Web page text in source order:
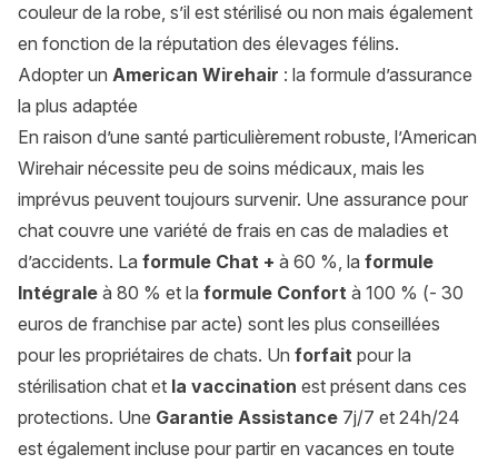
couleur de la robe, s’il est stérilisé ou non mais également
en fonction de la réputation des élevages félins.
Adopter un American Wirehair : la formule d’assurance
la plus adaptée
En raison d’une santé particulièrement robuste, l’American
Wirehair nécessite peu de soins médicaux, mais les
imprévus peuvent toujours survenir. Une assurance pour
chat couvre une variété de frais en cas de maladies et
d’accidents. La formule Chat + à 60 %, la formule
Intégrale à 80 % et la formule Confort à 100 % (- 30
euros de franchise par acte) sont les plus conseillées
pour les propriétaires de chats. Un forfait pour la
stérilisation chat et la vaccination est présent dans ces
protections. Une Garantie Assistance 7j/7 et 24h/24
est également incluse pour partir en vacances en toute